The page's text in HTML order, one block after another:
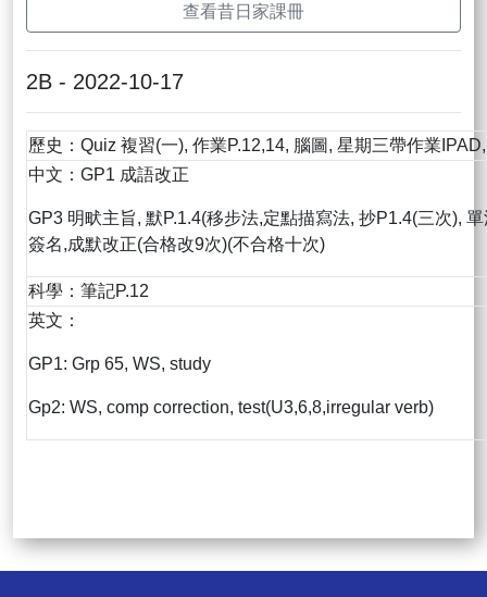
查看昔日家課冊
2B - 2022-10-17
歷史：Quiz 複習(一), 作業P.12,14, 腦圖, 星期三帶作業
中文：GP1 成語改正
GP3 明畎主旨, 默P.1.4(移步法,定點描寫法, 抄P1.4(三次),
簽名,成默改正(合格改9次)(不合格十次)
科學：筆記P.12
英文：
GP1: Grp 65, WS, study
Gp2: WS, comp correction, test(U3,6,8,irregular verb)